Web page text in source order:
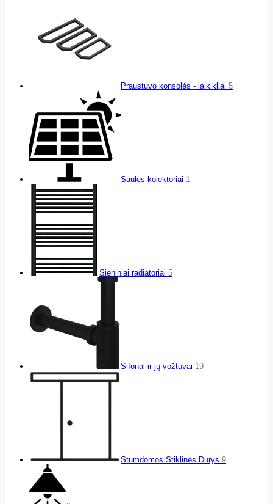
Praustuvo konsolės - laikikliai 5
Saulės kolektoriai 1
Sieniniai radiatoriai 5
Sifonai ir jų vožtuvai 19
Stumdomos Stiklinės Durys 9